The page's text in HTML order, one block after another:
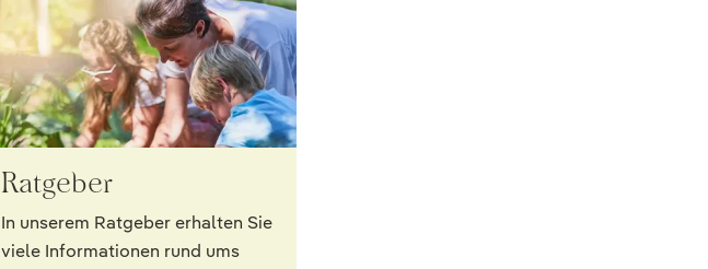
Ratgeber
In unserem Ratgeber erhalten Sie
viele Informationen rund ums